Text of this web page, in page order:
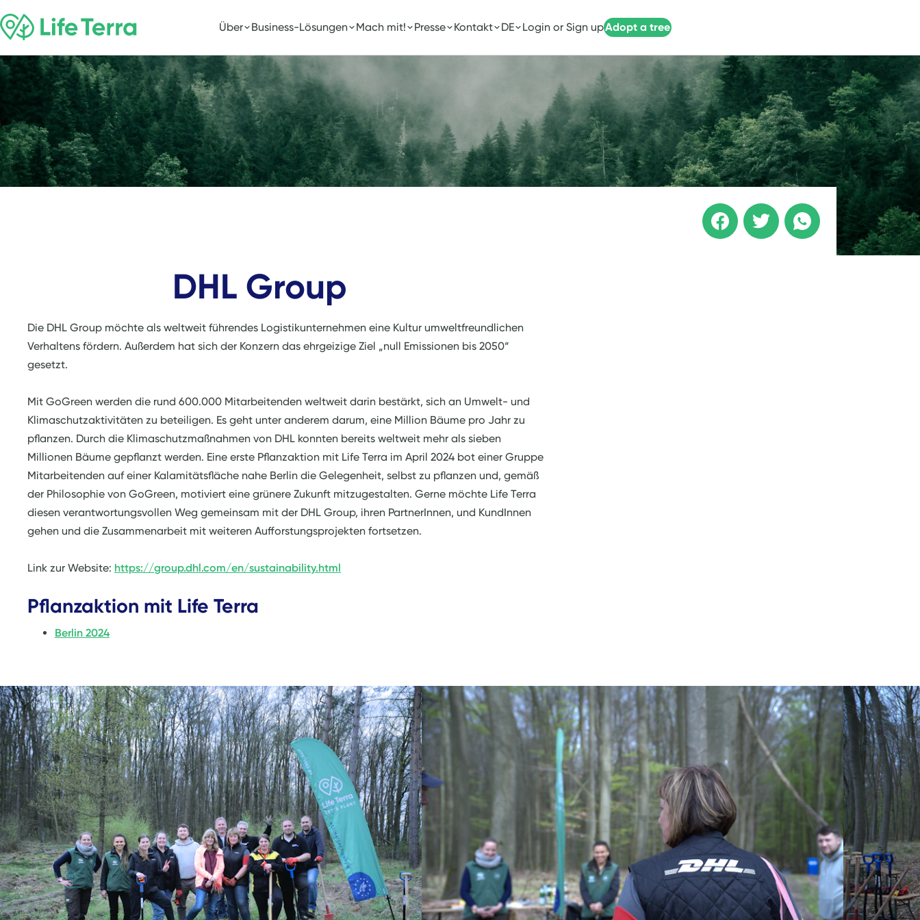
Über Business-Lösungen Mach mit! Presse Kontakt DE Login or Sign upAdopt a tree
DHL Group
Die DHL Group möchte als weltweit führendes Logistikunternehmen eine Kultur umweltfreundlichen
Verhaltens fördern. Außerdem hat sich der Konzern das ehrgeizige Ziel „null Emissionen bis 2050“
gesetzt.
Mit GoGreen werden die rund 600.000 Mitarbeitenden weltweit darin bestärkt, sich an Umwelt- und
Klimaschutzaktivitäten zu beteiligen. Es geht unter anderem darum, eine Million Bäume pro Jahr zu
pflanzen. Durch die Klimaschutzmaßnahmen von DHL konnten bereits weltweit mehr als sieben
Millionen Bäume gepflanzt werden. Eine erste Pflanzaktion mit Life Terra im April 2024 bot einer Gruppe
Mitarbeitenden auf einer Kalamitätsfläche nahe Berlin die Gelegenheit, selbst zu pflanzen und, gemäß
der Philosophie von GoGreen, motiviert eine grünere Zukunft mitzugestalten. Gerne möchte Life Terra
diesen verantwortungsvollen Weg gemeinsam mit der DHL Group, ihren PartnerInnen, und KundInnen
gehen und die Zusammenarbeit mit weiteren Aufforstungsprojekten fortsetzen.
Link zur Website: https://group.dhl.com/en/sustainability.html
Pflanzaktion mit Life Terra
Berlin 2024